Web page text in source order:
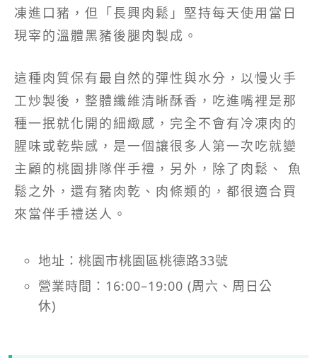
凍進口豬，但「長興肉鬆」堅持每天使用當日
現宰的溫體黑豬後腿肉製成。
這種肉質保有最自然的彈性與水分，以慢火手
工炒製後，整體纖維清晰酥香，吃進嘴裡是那
種一抿就化開的細緻感，完全不會有冷凍肉的
腥味或乾柴感，是一個讓很多人第一次吃就變
主顧的桃園排隊伴手禮，另外，除了肉鬆、 魚
鬆之外，還有豬肉乾、肉條類的，都很適合買
來當伴手禮送人。
地址：桃園市桃園區桃德路33號
營業時間：16:00–19:00 (周六、周日公
休)